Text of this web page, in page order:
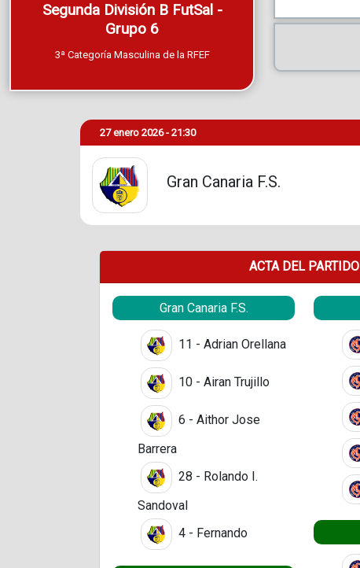
Segunda División B FutSal -
Grupo 6
3ª Categoría Masculina de la RFEF
27 enero 2026 - 21:30
Gran Canaria F.S.
ACTA DEL PARTIDO
Gran Canaria F.S.
11 - Adrian Orellana
10 - Airan Trujillo
6 - Aithor Jose
Barrera
28 - Rolando I.
Sandoval
4 - Fernando